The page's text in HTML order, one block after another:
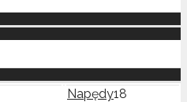
Napędy18